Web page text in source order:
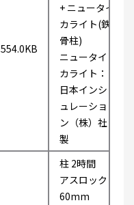
554.0KB
+ ニュータイ
カライト(鉄
骨柱)
ニュータイ
カライト：
日本インシ
ュレーショ
ン（株）社
製
柱 2時間
アスロック
60mm